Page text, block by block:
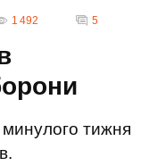
1 492 5
тижня